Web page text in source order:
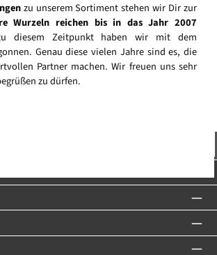
zu unserem Sortiment stehen wir Dir zur
Wurzeln reichen bis in das Jahr 2007
diesem Zeitpunkt haben wir mit dem
Genau diese vielen Jahre sind es, die
Partner machen. Wir freuen uns sehr
zu dürfen.